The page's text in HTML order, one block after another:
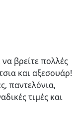
βρείτε πολλές
και αξεσουάρ!
παντελόνια,
τιμές και